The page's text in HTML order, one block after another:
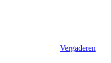
Vergaderen